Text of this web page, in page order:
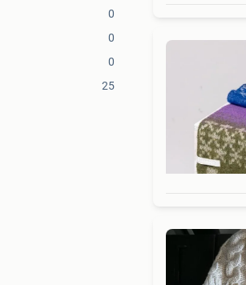
0
0
0
25